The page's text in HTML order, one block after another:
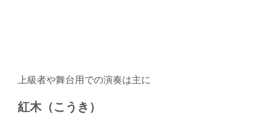
上級者や舞台用での演奏は主に
紅木（こうき）